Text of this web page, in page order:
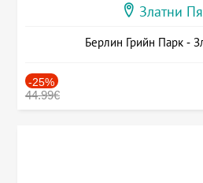
Златни
Берлин Грийн Парк -
-25%
44.99€